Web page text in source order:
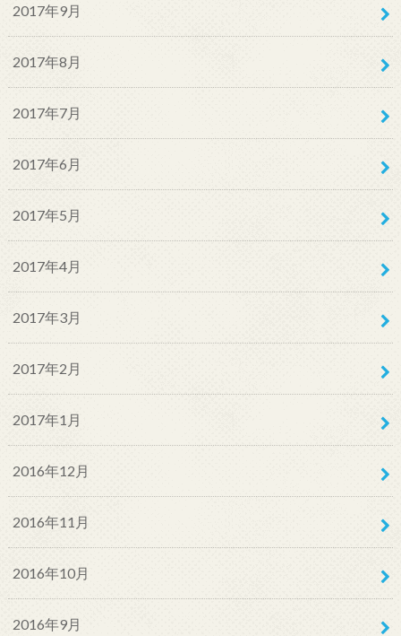
2017年9月
2017年8月
2017年7月
2017年6月
2017年5月
2017年4月
2017年3月
2017年2月
2017年1月
2016年12月
2016年11月
2016年10月
2016年9月